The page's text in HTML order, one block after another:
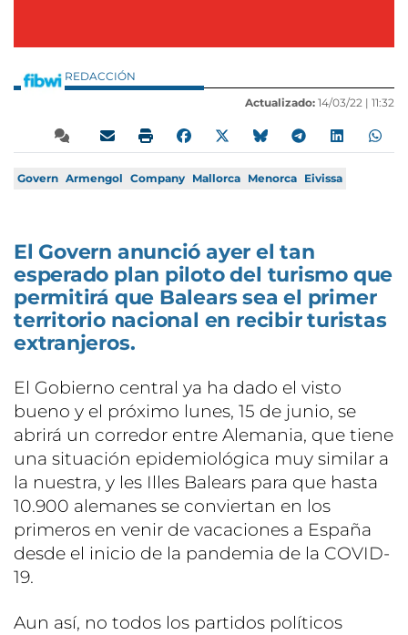
REDACCIÓN
Actualizado: 14/03/22 | 11:32
Govern Armengol Company Mallorca Menorca Eivissa
El Govern anunció ayer el tan
esperado plan piloto del turismo que
permitirá que Balears sea el primer
territorio nacional en recibir turistas
extranjeros.
El Gobierno central ya ha dado el visto
bueno y el próximo lunes, 15 de junio, se
abrirá un corredor entre Alemania, que tiene
una situación epidemiológica muy similar a
la nuestra, y les Illes Balears para que hasta
10.900 alemanes se conviertan en los
primeros en venir de vacaciones a España
desde el inicio de la pandemia de la COVID-
19.
Aun así, no todos los partidos políticos